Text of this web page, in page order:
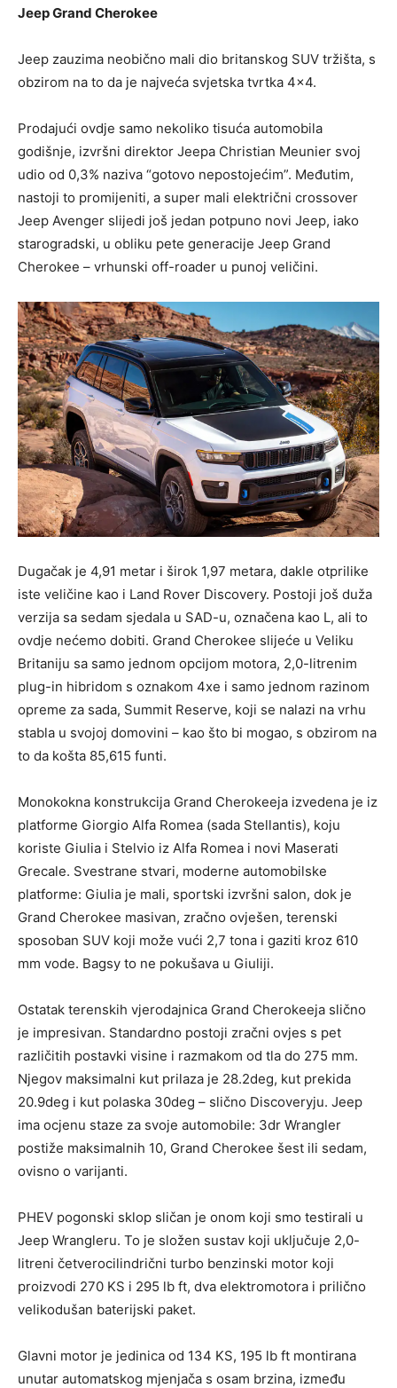
Jeep Grand Cherokee
Jeep zauzima neobično mali dio britanskog SUV tržišta, s
obzirom na to da je najveća svjetska tvrtka 4×4.
Prodajući ovdje samo nekoliko tisuća automobila
godišnje, izvršni direktor Jeepa Christian Meunier svoj
udio od 0,3% naziva “gotovo nepostojećim”. Međutim,
nastoji to promijeniti, a super mali električni crossover
Jeep Avenger slijedi još jedan potpuno novi Jeep, iako
starogradski, u obliku pete generacije Jeep Grand
Cherokee – vrhunski off-roader u punoj veličini.
Dugačak je 4,91 metar i širok 1,97 metara, dakle otprilike
iste veličine kao i Land Rover Discovery. Postoji još duža
verzija sa sedam sjedala u SAD-u, označena kao L, ali to
ovdje nećemo dobiti. Grand Cherokee slijeće u Veliku
Britaniju sa samo jednom opcijom motora, 2,0-litrenim
plug-in hibridom s oznakom 4xe i samo jednom razinom
opreme za sada, Summit Reserve, koji se nalazi na vrhu
stabla u svojoj domovini – kao što bi mogao, s obzirom na
to da košta 85,615 funti.
Monokokna konstrukcija Grand Cherokeeja izvedena je iz
platforme Giorgio Alfa Romea (sada Stellantis), koju
koriste Giulia i Stelvio iz Alfa Romea i novi Maserati
Grecale. Svestrane stvari, moderne automobilske
platforme: Giulia je mali, sportski izvršni salon, dok je
Grand Cherokee masivan, zračno ovješen, terenski
sposoban SUV koji može vući 2,7 tona i gaziti kroz 610
mm vode. Bagsy to ne pokušava u Giuliji.
Ostatak terenskih vjerodajnica Grand Cherokeeja slično
je impresivan. Standardno postoji zračni ovjes s pet
različitih postavki visine i razmakom od tla do 275 mm.
Njegov maksimalni kut prilaza je 28.2deg, kut prekida
20.9deg i kut polaska 30deg – slično Discoveryju. Jeep
ima ocjenu staze za svoje automobile: 3dr Wrangler
postiže maksimalnih 10, Grand Cherokee šest ili sedam,
ovisno o varijanti.
PHEV pogonski sklop sličan je onom koji smo testirali u
Jeep Wrangleru. To je složen sustav koji uključuje 2,0-
litreni četverocilindrični turbo benzinski motor koji
proizvodi 270 KS i 295 lb ft, dva elektromotora i prilično
velikodušan baterijski paket.
Glavni motor je jedinica od 134 KS, 195 lb ft montirana
unutar automatskog mjenjača s osam brzina, između